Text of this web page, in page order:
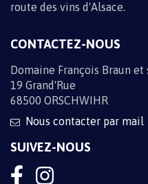
route des vins d'Alsace.
CONTACTEZ-NOUS
Domaine François Braun et
19 Grand'Rue
68500 ORSCHWIHR
Nous contacter par mail
SUIVEZ-NOUS